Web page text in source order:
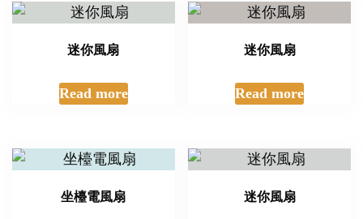
迷你風扇
Read more
迷你風扇
Read more
坐檯電風扇 迷你風扇